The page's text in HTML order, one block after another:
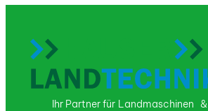
Ihr Partner für Landmaschinen &